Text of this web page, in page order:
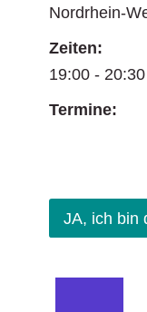
Nordrhein-
Zeiten:
19:00 - 20:30
Termine:
JA, ich bin